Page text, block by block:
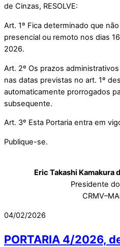
de Cinzas, RESOLVE:
Art. 1º Fica determinado que
presencial ou remoto nos dias
2026.
Art. 2º Os prazos
nas datas previstas no art. 1º
automaticamente prorrogados
subsequente.
Art. 3º Esta Portaria entra em
Publique-se.
Eric Takashi Kamakura
Presidente
04/02/2026
PORTARIA 4/2026,